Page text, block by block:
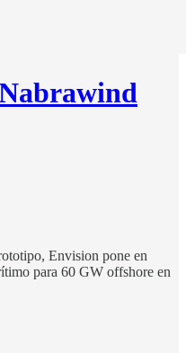
Envision pone en
para 60 GW offshore en